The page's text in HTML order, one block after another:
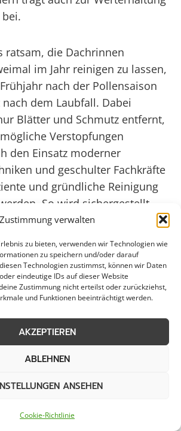
Zustimmung verwalten
zu bieten, verwenden wir Technologien wie
zu speichern und/oder darauf
Technologien zustimmst, können wir Daten
eindeutige IDs auf dieser Website
Zustimmung nicht erteilst oder zurückziehst,
und Funktionen beeinträchtigt werden.
AKZEPTIEREN
ABLEHNEN
ANSEHEN
Cookie-Richtlinie
ratsam, die Dachrinnen
im Jahr reinigen zu lassen,
nach der Pollensaison
dem Laubfall. Dabei
Blätter und Schmutz entfernt,
Verstopfungen
den Einsatz moderner
und geschulter Fachkräfte
und gründliche Reinigung
So wird sichergestellt,
ungehindert abfließen kann
Dachrinnenreinigung in
nur Vorteile für Gewerbe,
Städte, sondern auch für
Durch die regelmäßige
teure Reparaturen
Zudem trägt eine saubere
eine zuverlässige und